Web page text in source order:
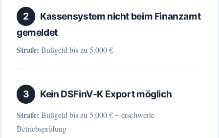
2
Kassensystem nicht beim Finanzamt
gemeldet
Strafe: Bußgeld bis zu 5.000 €
3 Kein DSFinV-K Export möglich
Strafe: Bußgeld bis zu 5.000 € + erschwerte
Betriebsprüfung